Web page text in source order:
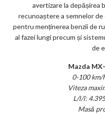
avertizare la depășirea
recunoaștere a semnelor
pentru menținerea benzii de
al fazei lungi precum și
de
Mazda
0-100 km/
Viteza
L/l/î:
Masă